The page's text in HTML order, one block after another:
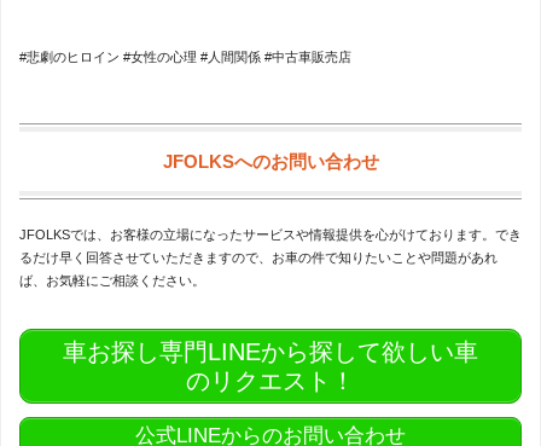
#悲劇のヒロイン #女性の心理 #人間関係 #中古車販売店
JFOLKSへのお問い合わせ
JFOLKSでは、お客様の立場になったサービスや情報提供を心がけております。でき
るだけ早く回答させていただきますので、お車の件で知りたいことや問題があれ
ば、お気軽にご相談ください。
車お探し専門LINEから探して欲しい車
のリクエスト！
公式LINEからのお問い合わせ